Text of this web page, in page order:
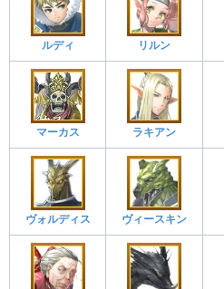
ルディ リルン
マーカス ラキアン
ヴォルディス ヴィースキン